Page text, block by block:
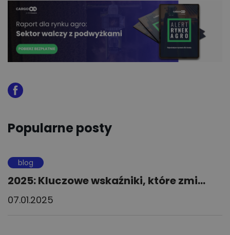
Popularne posty
blog
2025: Kluczowe wskaźniki, które zmi...
07.01.2025